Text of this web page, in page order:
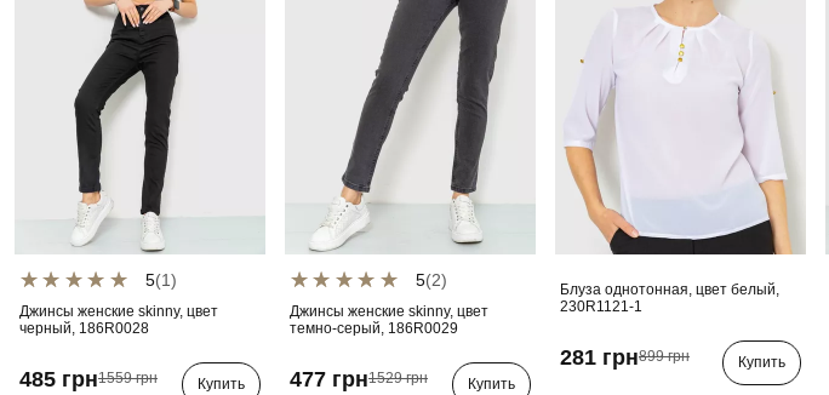
5(1)
Джинсы женские skinny, цвет
черный, 186R0028
485 грн1559 грн Купить
5(2)
Джинсы женские skinny, цвет
темно-серый, 186R0029
477 грн1529 грн Купить
Блуза однотонная, цвет белый,
230R1121-1
281 грн899 грн Купить